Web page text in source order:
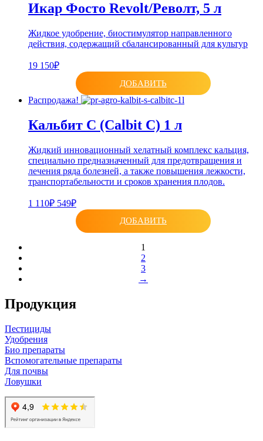
Икар Фосто Revolt/Револт, 5 л
Жидкое удобрение, биостимулятор направленного
действия, содержащий сбалансированный для культур
19 150₽
ДОБАВИТЬ
Распродажа!
Кальбит С (Calbit C) 1 л
Жидкий инновационный хелатный комплекс кальция,
специально предназначенный для предотвращения и
лечения ряда болезней, а также повышения лежкости,
транспортабельности и сроков хранения плодов.
1 110₽ 549₽
ДОБАВИТЬ
1
2
3
→
Продукция
Пестициды
Удобрения
Био препараты
Вспомогательные препараты
Для почвы
Ловушки